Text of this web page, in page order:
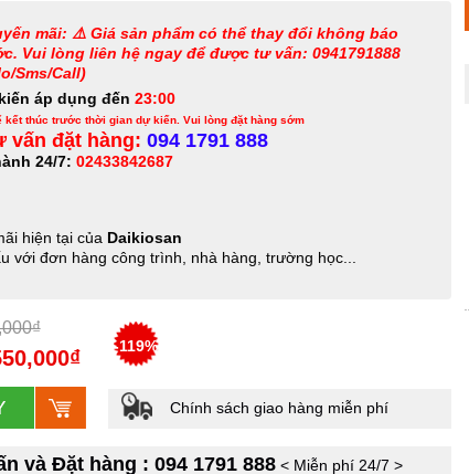
mãi: ⚠️ Giá sản phẩm có thể thay đổi không báo
Vui lòng liên hệ ngay để được tư vấn: 0941791888
Sms/Call)
áp dụng đến23:00
kết thúc trước thời gian dự kiến. Vui lòng đặt hàng sớm
vấn đặt hàng: 094 1791 888
24/7: 02433842687
hiện tại của Daikiosan
với đơn hàng công trình, nhà hàng, trường học...
-119%
Chính sách giao hàng miễn phí
và Đặt hàng : 094 1791 888< Miễn phí 24/7 >